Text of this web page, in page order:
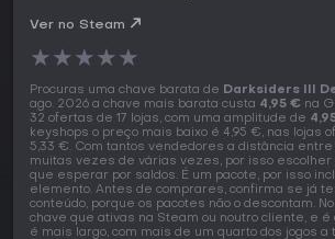
Ver no Steam
★★★★★
Procuras uma chave barata de Darksiders III
ago. 2026 a chave mais barata custa 4,95 € na
32 ofertas de 17 lojas, com uma amplitude de
keyshops o preço mais baixo é 4,95 €, nas lojas
5,33 €. Com tantos vendedores a distância
muitas vezes de várias vezes, por isso escolher
que esperar por saldos. É um pacote, por isso
elemento. Antes de comprares, confirma se já
conteúdo, porque os pacotes não o descontam.
chave que ativas na Steam ou noutro cliente, e é
é mais largo, com mais de um quarto dos jogos